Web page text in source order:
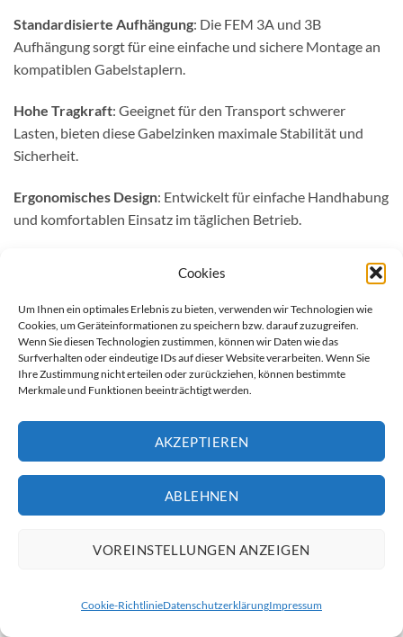
Cookies
Um Ihnen ein optimales Erlebnis zu bieten, verwenden wir Technologien wie
Cookies, um Geräteinformationen zu speichern bzw. darauf zuzugreifen.
Wenn Sie diesen Technologien zustimmen, können wir Daten wie das
Surfverhalten oder eindeutige IDs auf dieser Website verarbeiten. Wenn Sie
Ihre Zustimmung nicht erteilen oder zurückziehen, können bestimmte
Merkmale und Funktionen beeinträchtigt werden.
AKZEPTIEREN
ABLEHNEN
VOREINSTELLUNGEN ANZEIGEN
Cookie-RichtlinieDatenschutzerklärungImpressum
Standardisierte Aufhängung: Die FEM 3A und 3B
Aufhängung sorgt für eine einfache und sichere Montage an
kompatiblen Gabelstaplern.
Hohe Tragkraft: Geeignet für den Transport schwerer
Lasten, bieten diese Gabelzinken maximale Stabilität und
Sicherheit.
Ergonomisches Design: Entwickelt für einfache Handhabung
und komfortablen Einsatz im täglichen Betrieb.
Gabelzinken mit FEM 3A und 3B Aufhängung sind vielseitig
einsetzbar und eignen sich für eine Vielzahl von Branchen:
Industrie und Produktion: Für den effizienten Transport von
Bauteilen und Produktionsmaterialien.
Lagerhaltung und Logistik: Für die reibungslose
Handhabung von Waren und Paletten.
Bauwesen: Für den sicheren Transport von Baumaterialien
und Konstruktionsteilen.
Einzelhandel und Großhandel: Für den schnellen und
Recycling und Abfallwirtschaft: Für die Handhabung von